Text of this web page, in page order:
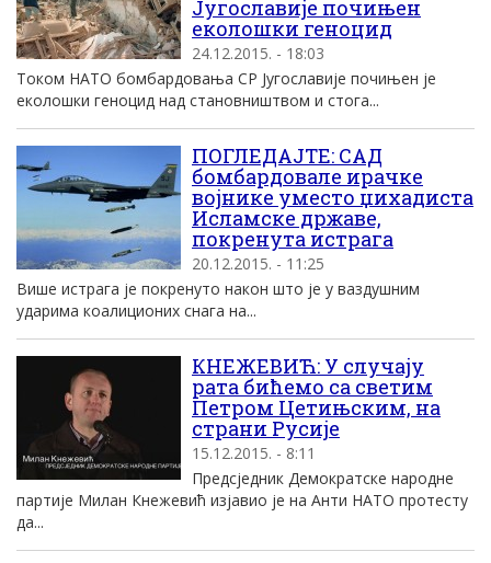
Југославије почињен
еколошки геноцид
24.12.2015. - 18:03
Током НАТО бомбардовања СР Југославије почињен је
еколошки геноцид над становништвом и стога...
ПОГЛЕДАЈТЕ: САД
бомбардовале ирачке
војнике уместо џихадиста
Исламске државе,
покренута истрага
20.12.2015. - 11:25
Више истрага је покренуто након што је у ваздушним
ударима коалиционих снага на...
КНЕЖЕВИЋ: У случају
рата бићемо са светим
Петром Цетињским, на
страни Русије
15.12.2015. - 8:11
Предсједник Демократске народне
партије Милан Кнежевић изјавио је на Анти НАТО протесту
да...